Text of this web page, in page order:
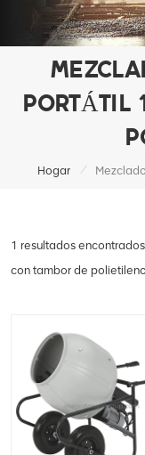
PORTÁTIL
Hogar /
1 resultados
con tambor de